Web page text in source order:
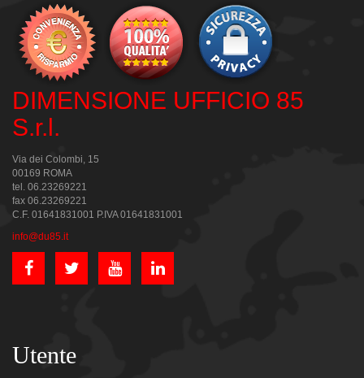
DIMENSIONE UFFICIO 85
S.r.l.
Via dei Colombi, 15
00169 ROMA
tel. 06.23269221
fax 06.23269221
C.F. 01641831001 P.IVA 01641831001
info@du85.it
Utente